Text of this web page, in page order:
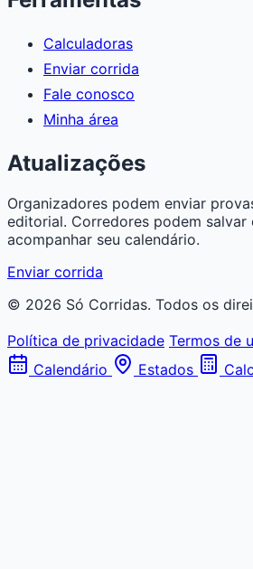
Calculadoras
Enviar corrida
Fale conosco
Minha área
Atualizações
Organizadores podem enviar
editorial. Corredores podem salvar
acompanhar seu calendário.
Enviar corrida
© 2026 Só Corridas. Todos os
Política de privacidade Termos de
Calendário
Estados